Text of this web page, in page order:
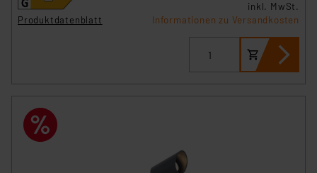
Produktdatenblatt
inkl. MwSt.
Informationen zu Versandkosten